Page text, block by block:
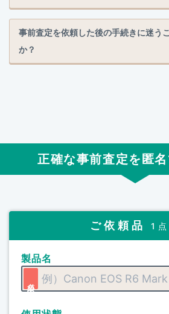
事前査定を依頼した後の手続きに迷う
か？
正確な事前査定を匿
ご依頼品 1点
製品名